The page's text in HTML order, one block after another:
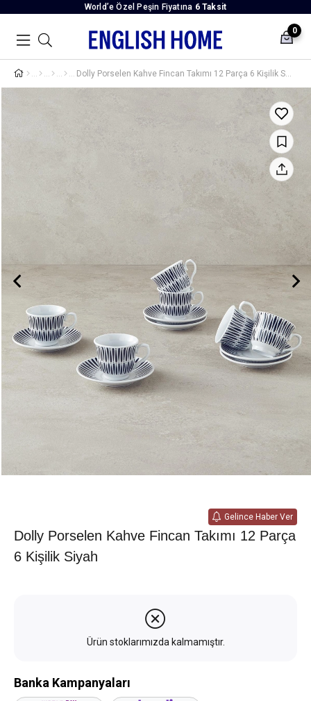
World’e Özel Peşin Fiyatına 6 Taksit
0
Dolly Porselen Kahve Fincan Takımı 12 Parça 6 Kişilik Siyah
Gelince Haber Ver
Dolly Porselen Kahve Fincan Takımı 12 Parça
6 Kişilik Siyah
Ürün stoklarımızda kalmamıştır.
Banka Kampanyaları